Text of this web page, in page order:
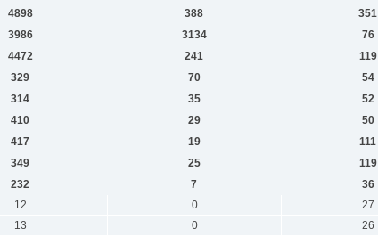
4898 388 351
3986 3134 76
4472 241 119
329 70 54
314 35 52
410 29 50
417 19 111
349 25 119
232 7 36
12 0 27
13 0 26